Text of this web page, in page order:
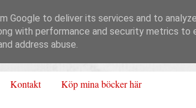
Kontakt Köp mina böcker här
Google to deliver its services and to
with performance and security metrics to
address abuse.